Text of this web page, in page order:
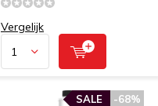
Vergelijk
-68%
SALE